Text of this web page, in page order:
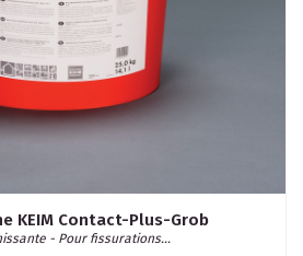
KEIM Contact-Plus-Grob
- Pour fissurations...